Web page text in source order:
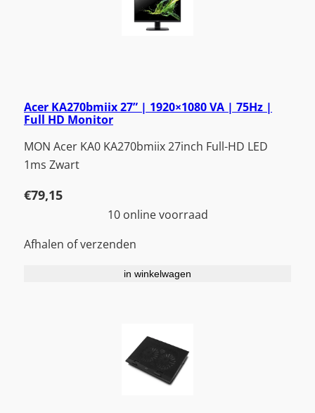
Acer KA270bmiix 27” | 1920×1080 VA | 75Hz |
Full HD Monitor
MON Acer KA0 KA270bmiix 27inch Full-HD LED
1ms Zwart
€79,15
10 online voorraad
Afhalen of verzenden
in winkelwagen